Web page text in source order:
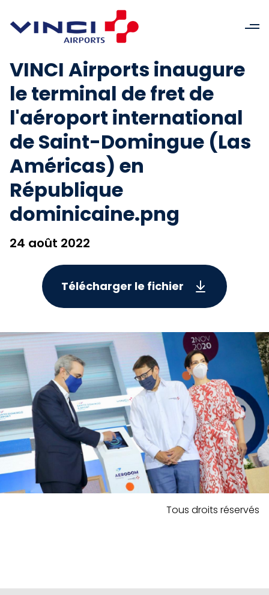
VINCI Airports inaugure
le terminal de fret de
l'aéroport international
de Saint-Domingue (Las
Américas) en
République
dominicaine.png
24 août 2022
Télécharger le fichier
Tous droits réservés